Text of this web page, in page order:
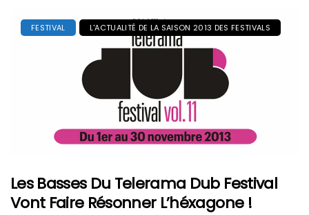
FESTIVAL L'ACTUALITÉ DE LA SAISON 2013 DES FESTIVALS
Les Basses Du Telerama Dub Festival
Vont Faire Résonner L’héxagone !